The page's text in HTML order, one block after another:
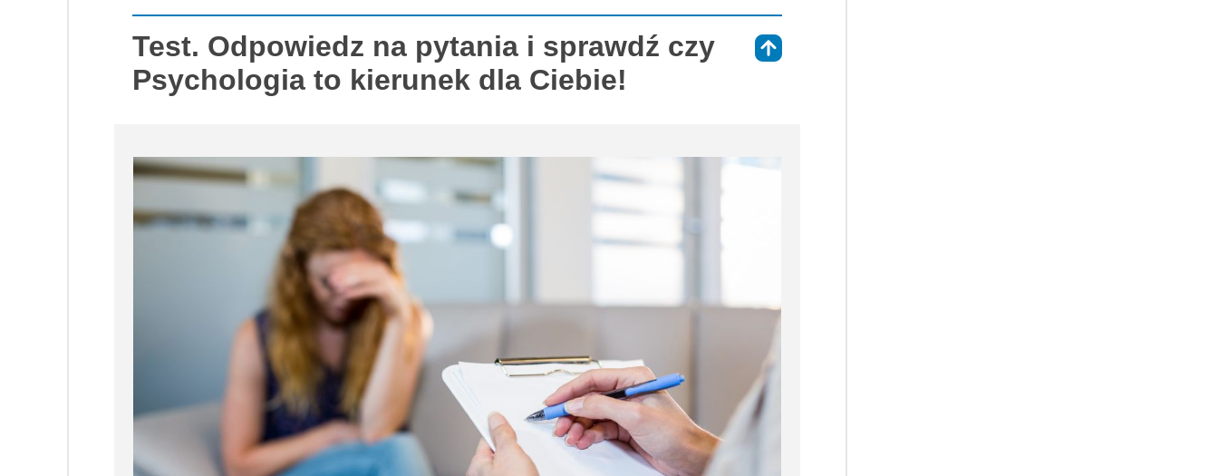
Test. Odpowiedz na pytania i sprawdź czy
Psychologia to kierunek dla Ciebie!